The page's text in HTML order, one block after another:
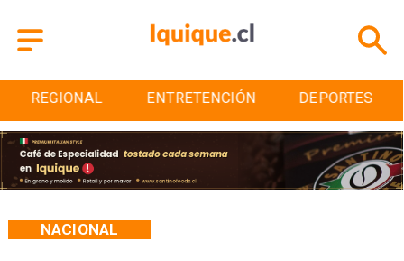
ENTRETENCIÓN DEPORTES CULTURA
NACIONAL